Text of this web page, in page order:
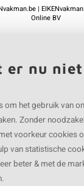
|
Online BV
er nu
om het gebruik van
Zonder
voorkeur cookies
van statistische
beter & met de